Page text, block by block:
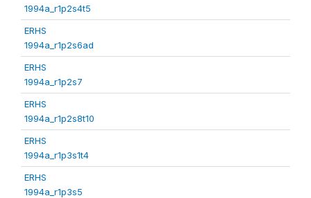
1994a_r1p2s4t5
ERHS
1994a_r1p2s6ad
ERHS
1994a_r1p2s7
ERHS
1994a_r1p2s8t10
ERHS
1994a_r1p3s1t4
ERHS
1994a_r1p3s5